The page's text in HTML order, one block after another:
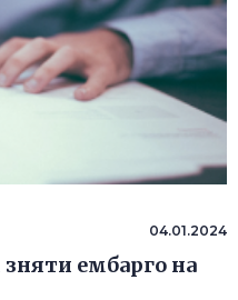
04.01.2024
ембарго на